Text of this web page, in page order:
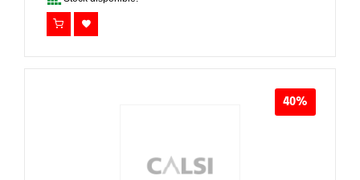
40%